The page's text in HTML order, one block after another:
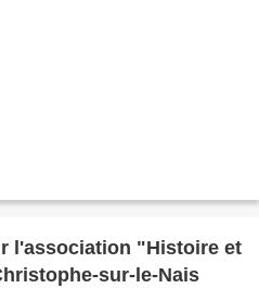
l'association "Histoire et
sur-le-Nais